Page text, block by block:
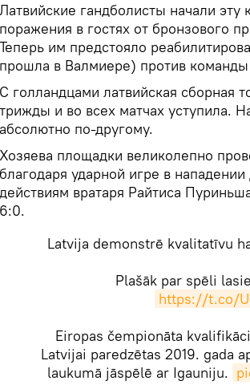
Латвийские гандболисты начали
поражения в гостях от бронзового
Теперь им предстояло
прошла в Валмиере) против
С голландцами латвийская сборная
трижды и во всех матчах уступила.
абсолютно по-другому.
Хозяева площадки великолепно
благодаря ударной игре в
действиям вратаря Райтиса
6:0.
Latvija demonstrē kvalitatīvu
Plašāk par spēli
https://t.co/
Eiropas čempionāta
Latvijai paredzētas 2019. gada
laukumā jāspēlē ar Igauniju.